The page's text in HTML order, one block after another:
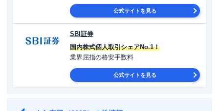
公式サイトを見る
SBI証券
国内株式個人取引シェアNo.1！
業界屈指の格安手数料
公式サイトを見る